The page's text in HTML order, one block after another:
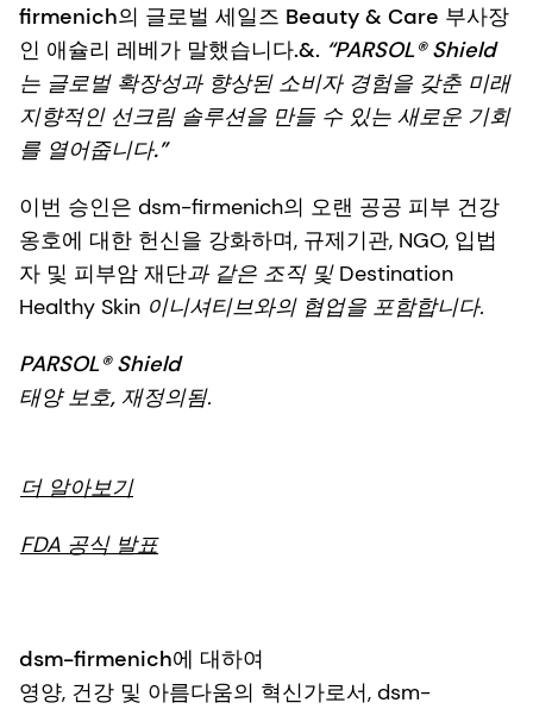
firmenich의 글로벌 세일즈 Beauty & Care 부사장
인 애슐리 레베가 말했습니다.&. “PARSOL® Shield
는 글로벌 확장성과 향상된 소비자 경험을 갖춘 미래
지향적인 선크림 솔루션을 만들 수 있는 새로운 기회
를 열어줍니다.”
이번 승인은 dsm-firmenich의 오랜 공공 피부 건강
옹호에 대한 헌신을 강화하며, 규제기관, NGO, 입법
자 및 피부암 재단과 같은 조직 및 Destination
Healthy Skin 이니셔티브와의 협업을 포함합니다.
PARSOL® Shield
태양 보호, 재정의됨.
더 알아보기
FDA 공식 발표
dsm-firmenich에 대하여
영양, 건강 및 아름다움의 혁신가로서, dsm-